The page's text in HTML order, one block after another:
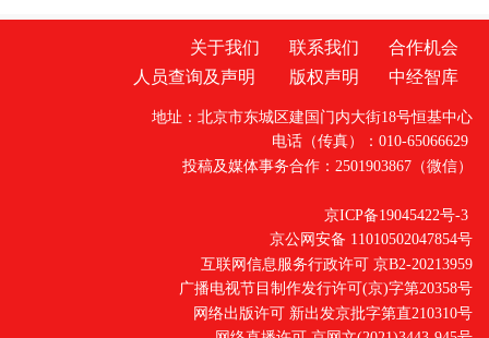
关于我们 联系我们
合作机会
人员查询及声明
版权声明 中经智库
地址：北京市东城区建国门内大街18号恒基中心
电话（传真）：010-65066629
投稿及媒体事务合作：2501903867（微信）
京ICP备19045422号-3
京公网安备 11010502047854号
互联网信息服务行政许可 京B2-20213959
广播电视节目制作发行许可(京)字第20358号
网络出版许可 新出发京批字第直210310号